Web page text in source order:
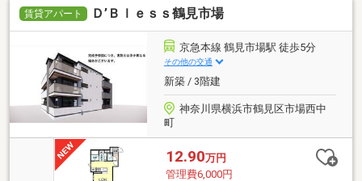
賃貸アパート Ｄ’Ｂｌｅｓｓ鶴見市場
京急本線 鶴見市場駅 徒歩5分
その他の交通
新築 / 3階建
神奈川県横浜市鶴見区市場西中
町
12.90万円
管理費6,000円